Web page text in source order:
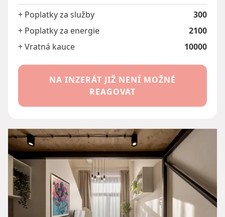
+ Poplatky za služby
300
+ Poplatky za energie
2100
+ Vratná kauce
10000
NA INZERÁT JIŽ NENÍ MOŽNÉ
REAGOVAT